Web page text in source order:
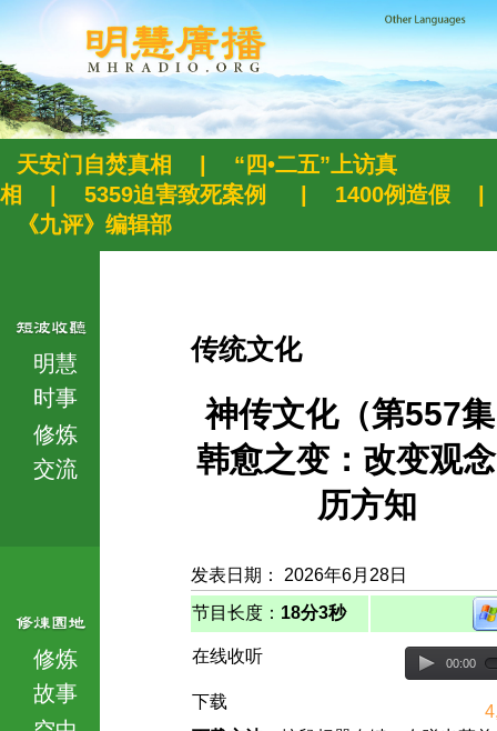
天安门自焚真相
“四•二五”上访真
相
5359迫害致死案例 1400例造假
《九评》编辑部
明慧
时事
修炼
交流
修炼
故事
传统文化
神传文化（第557
韩愈之变：改变观
历方知
发表日期： 2026年6月28日
节目长度： 18分3秒
在线收听 00:00
下载